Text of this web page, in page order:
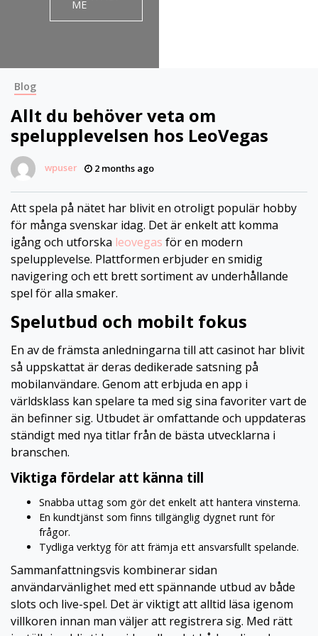
ME
Blog
Allt du behöver veta om
spelupplevelsen hos LeoVegas
wpuser 2 months ago
Att spela på nätet har blivit en otroligt populär hobby
för många svenskar idag. Det är enkelt att komma
igång och utforska leovegas för en modern
spelupplevelse. Plattformen erbjuder en smidig
navigering och ett brett sortiment av underhållande
spel för alla smaker.
Spelutbud och mobilt fokus
En av de främsta anledningarna till att casinot har blivit
så uppskattat är deras dedikerade satsning på
mobilanvändare. Genom att erbjuda en app i
världsklass kan spelare ta med sig sina favoriter vart de
än befinner sig. Utbudet är omfattande och uppdateras
ständigt med nya titlar från de bästa utvecklarna i
branschen.
Viktiga fördelar att känna till
Snabba uttag som gör det enkelt att hantera vinsterna.
En kundtjänst som finns tillgänglig dygnet runt för
frågor.
Tydliga verktyg för att främja ett ansvarsfullt spelande.
Sammanfattningsvis kombinerar sidan
användarvänlighet med ett spännande utbud av både
slots och live-spel. Det är viktigt att alltid läsa igenom
villkoren innan man väljer att registrera sig. Med rätt